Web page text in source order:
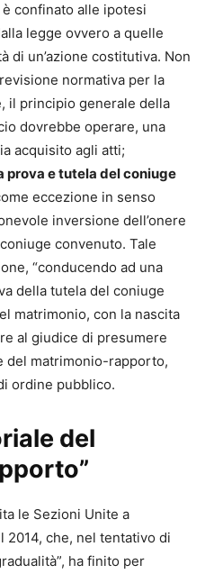
confinato alle ipotesi
legge ovvero a quelle
di un’azione costitutiva. Non
normativa per la
il principio generale della
dovrebbe operare, una
acquisito agli atti;
prova e tutela del coniuge
eccezione in senso
inversione dell’onere
convenuto. Tale
“conducendo ad una
della tutela del coniuge
matrimonio, con la nascita
al giudice di presumere
del matrimonio-rapporto,
ordine pubblico.
del
le Sezioni Unite a
che, nel tentativo di
ha finito per